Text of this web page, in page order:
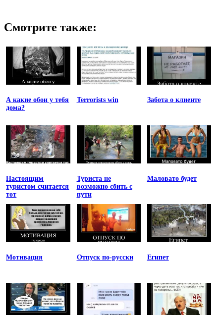
Смотрите также:
А какие обои у тебя
дома?
Terrorists win Забота о клиенте
Настоящим
туристом считается
тот
Туриста не
возможно сбить с
пути
Маловато будет
Мотивация Отпуск по-русски Египет